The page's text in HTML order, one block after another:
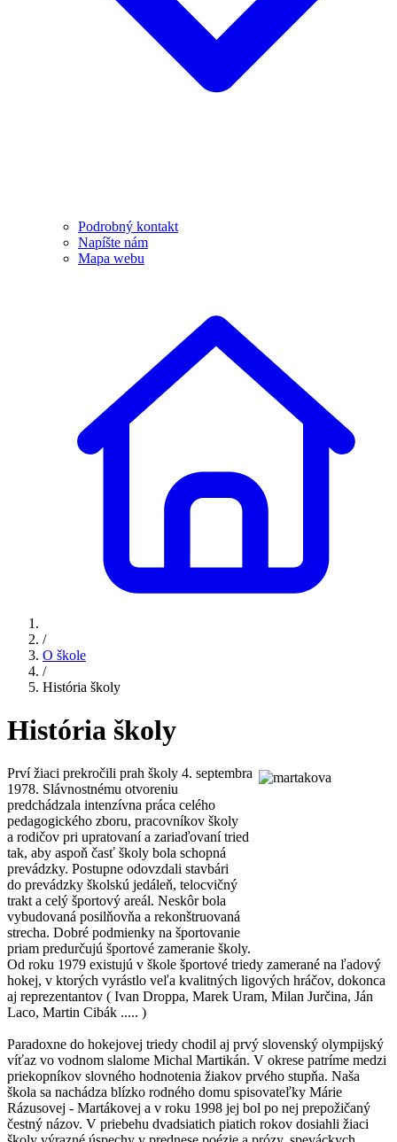
Podrobný kontakt
Napíšte nám
Mapa webu
/
O škole
/
História školy
História školy
Prví žiaci prekročili prah školy 4. septembra
1978. Slávnostnému otvoreniu
predchádzala intenzívna práca celého
pedagogického zboru, pracovníkov školy
a rodičov pri upratovaní a zariaďovaní tried
tak, aby aspoň časť školy bola schopná
prevádzky. Postupne odovzdali stavbári
do prevádzky školskú jedáleň, telocvičný
trakt a celý športový areál. Neskôr bola
vybudovaná posilňovňa a rekonštruovaná
strecha. Dobré podmienky na športovanie
priam predurčujú športové zameranie školy.
Od roku 1979 existujú v škole športové triedy zamerané na ľadový
hokej, v ktorých vyrástlo veľa kvalitných ligových hráčov, dokonca
aj reprezentantov ( Ivan Droppa, Marek Uram, Milan Jurčina, Ján
Laco, Martin Cibák ..... )
Paradoxne do hokejovej triedy chodil aj prvý slovenský olympijský
víťaz vo vodnom slalome Michal Martikán. V okrese patríme medzi
priekopníkov slovného hodnotenia žiakov prvého stupňa. Naša
škola sa nachádza blízko rodného domu spisovateľky Márie
Rázusovej - Martákovej a v roku 1998 jej bol po nej prepožičaný
čestný názov. V priebehu dvadsiatich piatich rokov dosiahli žiaci